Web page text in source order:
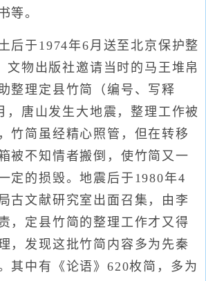
等。
于1974年6月送至北京保护整
文物出版社邀请当时的马王堆帛
整理定县竹简（编号、写释
，唐山发生大地震，整理工作被
竹简虽经精心照管，但在转移
被不知情者搬倒，使竹简又一
定的损毁。地震后于1980年4
古文献研究室出面召集，由李
，定县竹简的整理工作才又得
，发现这批竹简内容多为先秦
其中有《论语》620枚简，多为